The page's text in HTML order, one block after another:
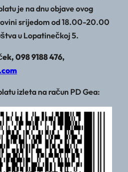
je na dnu objave ovog
srijedom od 18.00-20.00
u Lopatinečkoj 5.
098 9188 476,
izleta na račun PD Gea: